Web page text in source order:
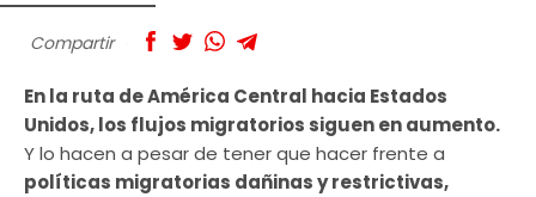
Compartir
En la ruta de América Central hacia Estados
Unidos, los flujos migratorios siguen en aumento.
Y lo hacen a pesar de tener que hacer frente a
políticas migratorias dañinas y restrictivas,